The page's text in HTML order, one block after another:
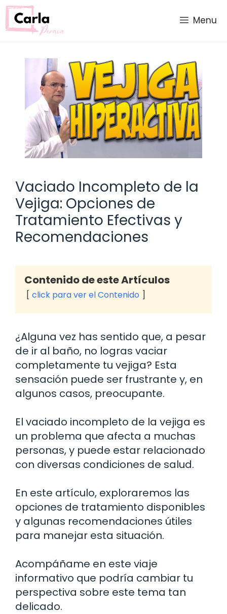
Saltar
al
contenido
Menu
Vaciado Incompleto de la
Vejiga: Opciones de
Tratamiento Efectivas y
Recomendaciones
Contenido de este Artículos
click para ver el Contenido
¿Alguna vez has sentido que, a pesar
de ir al baño, no logras vaciar
completamente tu vejiga? Esta
sensación puede ser frustrante y, en
algunos casos, preocupante.
El vaciado incompleto de la vejiga es
un problema que afecta a muchas
personas, y puede estar relacionado
con diversas condiciones de salud.
En este artículo, exploraremos las
opciones de tratamiento disponibles
y algunas recomendaciones útiles
para manejar esta situación.
Acompáñame en este viaje
informativo que podría cambiar tu
perspectiva sobre este tema tan
delicado.